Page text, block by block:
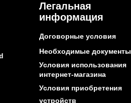
Легальная
информация
Договорные условия
Необходимые документы
Условия использования
интернет-магазина
Условия приобретения
устройств